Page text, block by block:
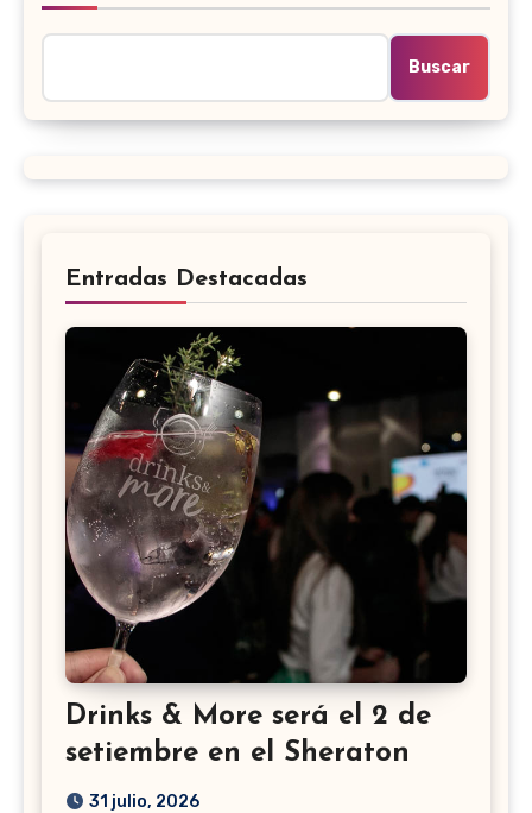
Buscar
Entradas Destacadas
Drinks & More será el 2 de
setiembre en el Sheraton
31 julio, 2026